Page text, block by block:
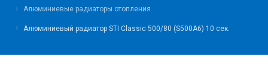
Алюминиевые радиаторы отопления
Алюминиевый радиатор STI Classic 500/80 (S500A6) 10 сек.